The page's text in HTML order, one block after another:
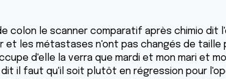
colon le scanner comparatif après chimio dit
les métastases n'ont pas changés de taille
d'elle la verra que mardi et mon mari et
dit il faut qu'il soit plutôt en régression pour